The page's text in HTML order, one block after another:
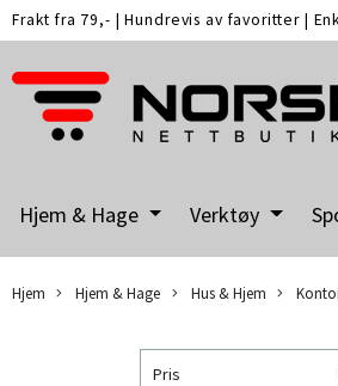
Frakt fra 79,- |Hundrevis av favoritter |
Hjem & Hage Verktøy
Hjem Hjem & Hage Hus & Hjem
Pris